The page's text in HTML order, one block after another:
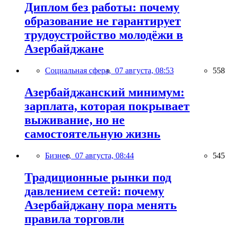
Диплом без работы: почему
образование не гарантирует
трудоустройство молодёжи в
Азербайджане
Социальная сфера, 07 августа, 08:53 558
Азербайджанский минимум:
зарплата, которая покрывает
выживание, но не
самостоятельную жизнь
Бизнес, 07 августа, 08:44 545
Традиционные рынки под
давлением сетей: почему
Азербайджану пора менять
правила торговли